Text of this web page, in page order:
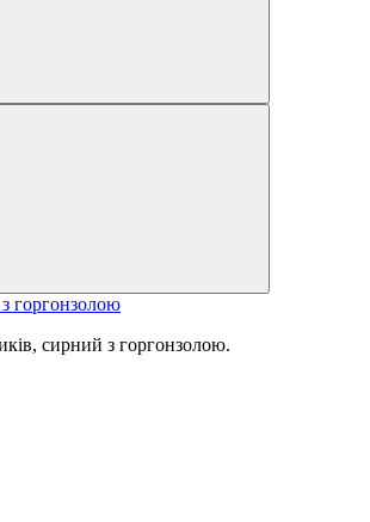
горгонзолою
сирний з горгонзолою.